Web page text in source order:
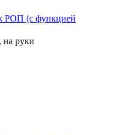
РОП (с функцией
на руки